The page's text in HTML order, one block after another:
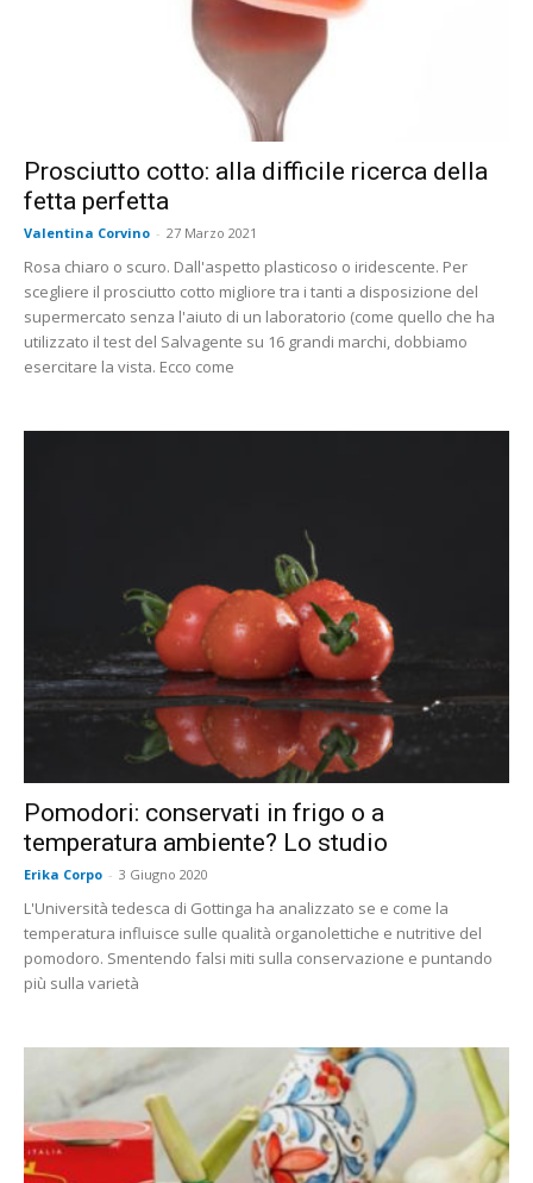
Prosciutto cotto: alla difficile ricerca della
fetta perfetta
Valentina Corvino - 27 Marzo 2021
Rosa chiaro o scuro. Dall'aspetto plasticoso o iridescente. Per
scegliere il prosciutto cotto migliore tra i tanti a disposizione del
supermercato senza l'aiuto di un laboratorio (come quello che ha
utilizzato il test del Salvagente su 16 grandi marchi, dobbiamo
esercitare la vista. Ecco come
Pomodori: conservati in frigo o a
temperatura ambiente? Lo studio
Erika Corpo - 3 Giugno 2020
L'Università tedesca di Gottinga ha analizzato se e come la
temperatura influisce sulle qualità organolettiche e nutritive del
pomodoro. Smentendo falsi miti sulla conservazione e puntando
più sulla varietà